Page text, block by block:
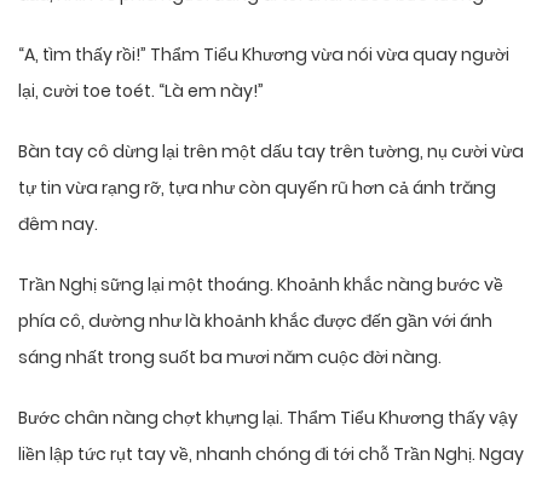
“A, tìm thấy rồi!” Thẩm Tiểu Khương vừa nói vừa quay người
lại, cười toe toét. “Là em này!”
Bàn tay cô dừng lại trên một dấu tay trên tường, nụ cười vừa
tự tin vừa rạng rỡ, tựa như còn quyến rũ hơn cả ánh trăng
đêm nay.
Trần Nghị sững lại một thoáng. Khoảnh khắc nàng bước về
phía cô, dường như là khoảnh khắc được đến gần với ánh
sáng nhất trong suốt ba mươi năm cuộc đời nàng.
Bước chân nàng chợt khựng lại. Thẩm Tiểu Khương thấy vậy
liền lập tức rụt tay về, nhanh chóng đi tới chỗ Trần Nghị. Ngay